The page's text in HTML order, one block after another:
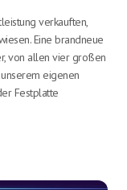
verkauften,
Eine brandneue
von allen vier großen
eigenen
Festplatte